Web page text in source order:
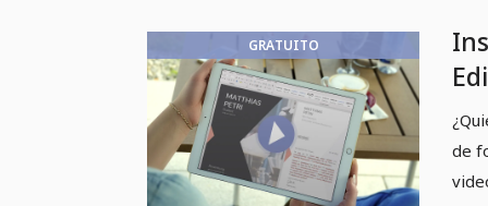
GRATUITO
de